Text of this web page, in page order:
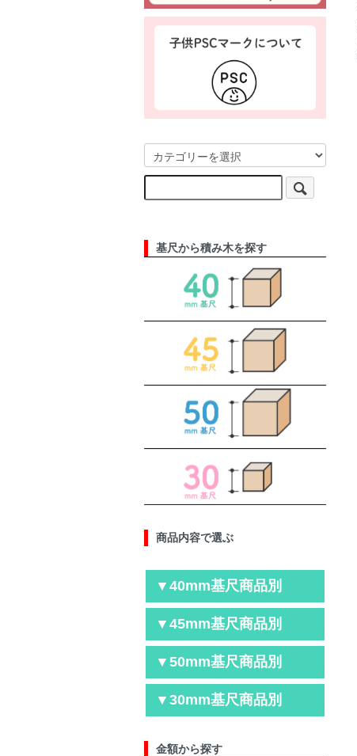
基尺から積み木を探す
商品内容で選ぶ
▼40mm基尺商品別
▼45mm基尺商品別
▼50mm基尺商品別
▼30mm基尺商品別
金額から探す